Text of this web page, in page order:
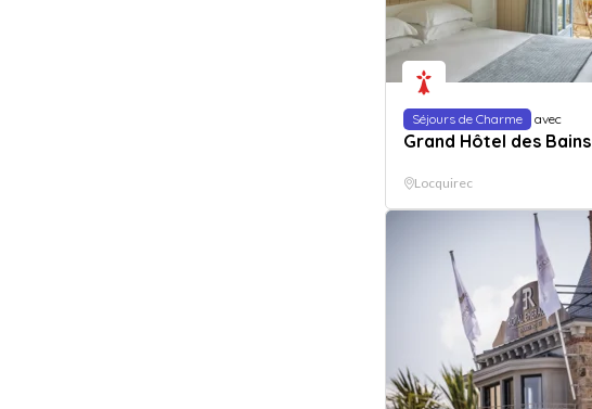
Séjours de Charme avec
Grand Hôtel des Bains
Locquirec